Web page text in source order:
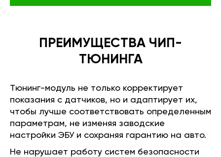
ПРЕИМУЩЕСТВА ЧИП-
ТЮНИНГА
Тюнинг-модуль не только корректирует
показания с датчиков, но и адаптирует их,
чтобы лучше соответствовать определенным
параметрам, не изменяя заводские
настройки ЭБУ и сохраняя гарантию на авто.
Не нарушает работу систем безопасности